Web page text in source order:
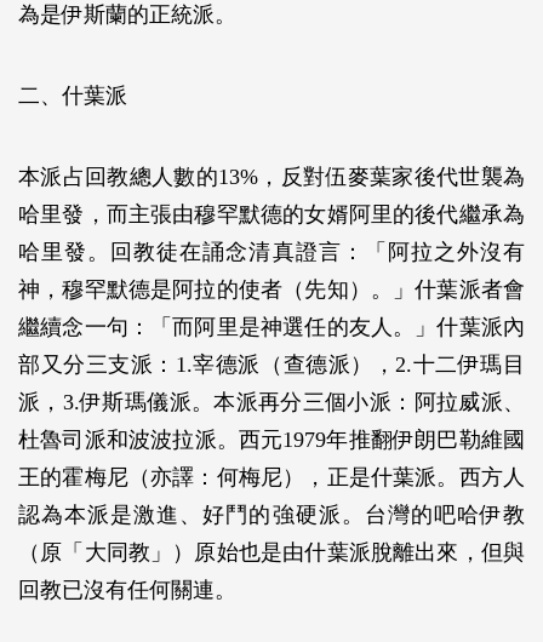
為是伊斯蘭的正統派。
二、什葉派
本派占回教總人數的13%，反對伍麥葉家後代世襲為
哈里發，而主張由穆罕默德的女婿阿里的後代繼承為
哈里發。回教徒在誦念清真證言：「阿拉之外沒有
神，穆罕默德是阿拉的使者（先知）。」什葉派者會
繼續念一句：「而阿里是神選任的友人。」什葉派內
部又分三支派：1.宰德派（查德派），2.十二伊瑪目
派，3.伊斯瑪儀派。本派再分三個小派：阿拉威派、
杜魯司派和波波拉派。西元1979年推翻伊朗巴勒維國
王的霍梅尼（亦譯：何梅尼），正是什葉派。西方人
認為本派是激進、好鬥的強硬派。台灣的吧哈伊教
（原「大同教」）原始也是由什葉派脫離出來，但與
回教已沒有任何關連。